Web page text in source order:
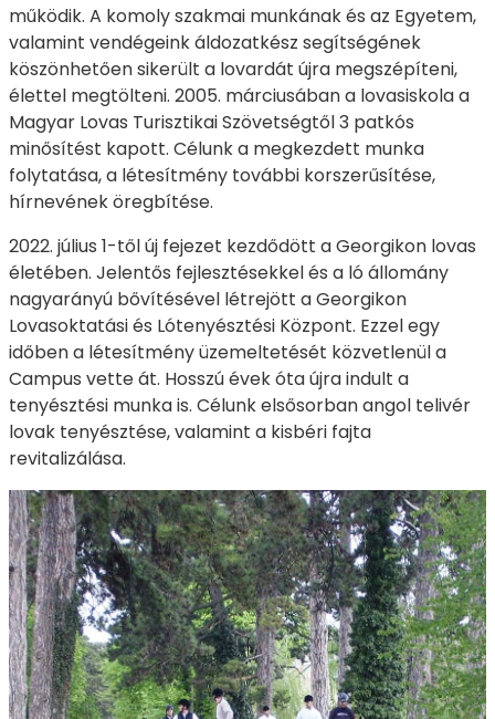
működik. A komoly szakmai munkának és az Egyetem,
valamint vendégeink áldozatkész segítségének
köszönhetően sikerült a lovardát újra megszépíteni,
élettel megtölteni. 2005. márciusában a lovasiskola a
Magyar Lovas Turisztikai Szövetségtől 3 patkós
minősítést kapott. Célunk a megkezdett munka
folytatása, a létesítmény további korszerűsítése,
hírnevének öregbítése.
2022. július 1-től új fejezet kezdődött a Georgikon lovas
életében. Jelentős fejlesztésekkel és a ló állomány
nagyarányú bővítésével létrejött a Georgikon
Lovasoktatási és Lótenyésztési Központ. Ezzel egy
időben a létesítmény üzemeltetését közvetlenül a
Campus vette át. Hosszú évek óta újra indult a
tenyésztési munka is. Célunk elsősorban angol telivér
lovak tenyésztése, valamint a kisbéri fajta
revitalizálása.